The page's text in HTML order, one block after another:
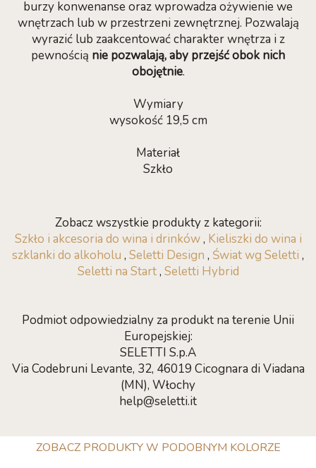
burzy konwenanse oraz wprowadza ożywienie we
wnętrzach lub w przestrzeni zewnętrznej. Pozwalają
wyrazić lub zaakcentować charakter wnętrza i z
pewnością nie pozwalają, aby przejść obok nich
obojętnie.
Wymiary
wysokość 19,5 cm
Materiał
Szkło
Zobacz wszystkie produkty z kategorii:
Szkło i akcesoria do wina i drinków, Kieliszki do wina i
szklanki do alkoholu , Seletti Design , Świat wg Seletti ,
Seletti na Start, Seletti Hybrid
Podmiot odpowiedzialny za produkt na terenie Unii
Europejskiej:
SELETTI S.p.A
Via Codebruni Levante, 32, 46019 Cicognara di Viadana
(MN), Włochy
help@seletti.it
ZOBACZ PRODUKTY W PODOBNYM KOLORZE